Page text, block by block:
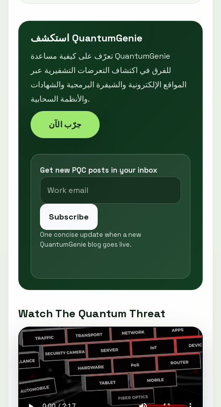
استكشف QuantumGenie
تعرّف على كيفية مساعدة QuantumGenie
للفرق في اكتشاف التعرضات التشفيرية عبر
المواقع الإلكترونية والشيفرة البرمجية والشهادات
والأنظمة السحابية.
جرّب الآن
Get new PQC posts in your inbox
Subscribe
One concise update when a new
QuantumGenie blog goes live.
Watch The Quantum Threat